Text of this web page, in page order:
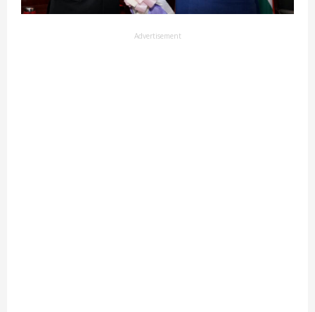
Advertisement